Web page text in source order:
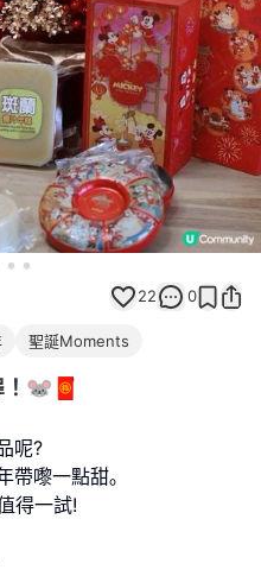
22 0
聖誕Moments
！🐭🧧
呢?
帶嚟一點甜｡
得一試!